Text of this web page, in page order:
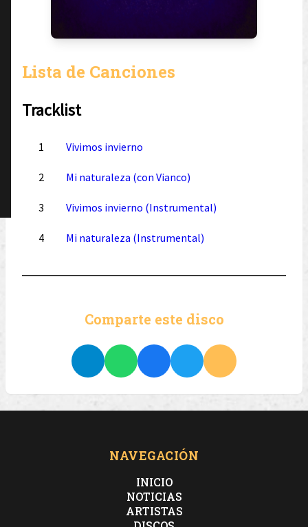
Lista de Canciones
Tracklist
1 Vivimos invierno
2 Mi naturaleza (con Vianco)
3 Vivimos invierno (Instrumental)
4 Mi naturaleza (Instrumental)
Comparte este disco
NAVEGACIÓN
INICIO
NOTICIAS
ARTISTAS